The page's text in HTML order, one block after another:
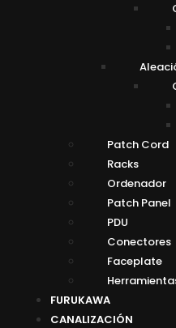
Patch Cord
Racks
Ordenador
Patch Panel
PDU
Conectores
Faceplate
FURUKAWA
CANALIZACIÓN